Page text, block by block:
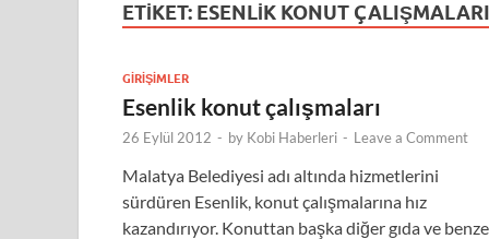
ETIKET: ESENLIK KONUT ÇALIŞMALARI
GIRIŞIMLER
Esenlik konut çalışmaları
26 Eylül 2012 - by Kobi Haberleri - Leave a Comment
Malatya Belediyesi adı altında hizmetlerini
sürdüren Esenlik, konut çalışmalarına hız
kazandırıyor. Konuttan başka diğer gıda ve